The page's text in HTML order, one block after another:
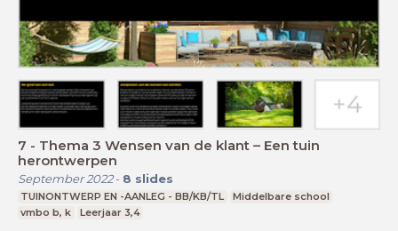
7 - Thema 3 Wensen van de klant – Een tuin
herontwerpen
September 2022- 8 slides
TUINONTWERP EN -AANLEG - BB/KB/TL
Middelbare school
vmbo b, k
Leerjaar 3,4